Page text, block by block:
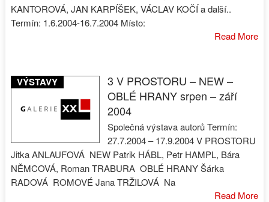
KANTOROVÁ, JAN KARPÍŠEK, VÁCLAV KOČÍ a další..
Termín: 1.6.2004-16.7.2004 Místo:
Read More
VÝSTAVY
3 V PROSTORU – NEW –
OBLÉ HRANY srpen – září
2004
Společná výstava autorů Termín:
27.7.2004 – 17.9.2004 V PROSTORU
Jitka ANLAUFOVÁ NEW Patrik HÁBL, Petr HAMPL, Bára
NĚMCOVÁ, Roman TRABURA OBLÉ HRANY Šárka
RADOVÁ ROMOVÉ Jana TRŽILOVÁ Na
Read More